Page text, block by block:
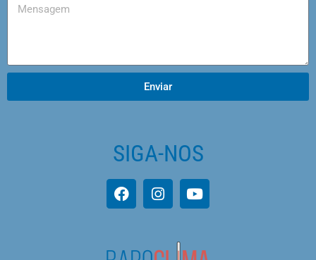
Enviar
SIGA-NOS